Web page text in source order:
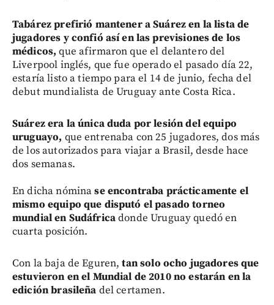
Tabárez prefirió mantener a Suárez en la lista de
jugadores y confió así en las previsiones de los
médicos, que afirmaron que el delantero del
Liverpool inglés, que fue operado el pasado día 22,
estaría listo a tiempo para el 14 de junio, fecha del
debut mundialista de Uruguay ante Costa Rica.
Suárez era la única duda por lesión del equipo
uruguayo, que entrenaba con 25 jugadores, dos más
de los autorizados para viajar a Brasil, desde hace
dos semanas.
En dicha nóminase encontraba prácticamente el
mismo equipo que disputó el pasado torneo
mundial en Sudáfricadonde Uruguay quedó en
cuarta posición.
Con la baja de Eguren, tan solo ocho jugadores que
estuvieron en el Mundial de 2010 no estarán en la
edición brasileña del certamen.